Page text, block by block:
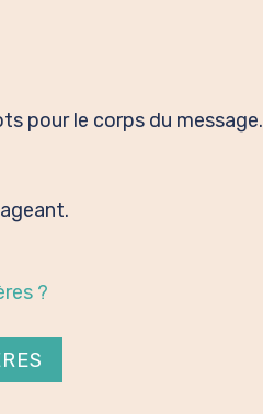
pour le corps du message.
?